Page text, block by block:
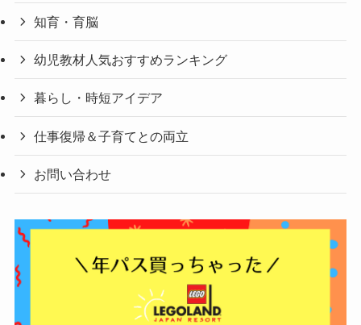
知育・育脳
幼児教材人気おすすめランキング
暮らし・時短アイデア
仕事復帰＆子育てとの両立
お問い合わせ